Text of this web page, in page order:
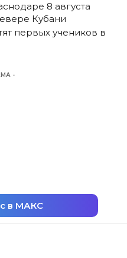
8 августа
Кубани
первых учеников в
-
в МАКС